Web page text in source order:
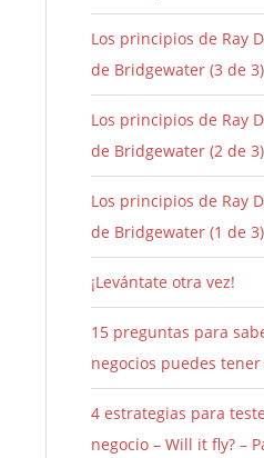
Los principios de Ray
de Bridgewater (3 de 3)
Los principios de Ray
de Bridgewater (2 de 3)
Los principios de Ray
de Bridgewater (1 de 3)
¡Levántate otra vez!
15 preguntas para
negocios puedes
4 estrategias para
negocio – Will it fly? –